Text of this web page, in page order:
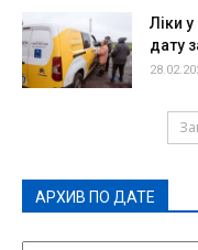
Ліки
дату
АРХИВ ПО ДАТЕ
АРХИВ